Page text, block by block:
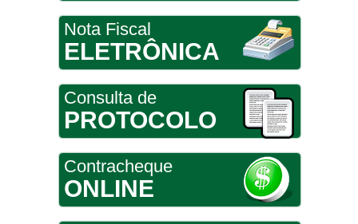
Nota Fiscal
ELETRÔNICA
Consulta de
PROTOCOLO
Contracheque
ONLINE